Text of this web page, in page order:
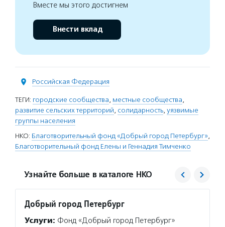
Вместе мы этого достигнем
Внести вклад
Российская Федерация
ТЕГИ: городские сообщества, местные сообщества,
развитие сельских территорий, солидарность, уязвимые
группы населения
НКО: Благотворительный фонд «Добрый город Петербург»,
Благотворительный фонд Елены и Геннадия Тимченко
Узнайте больше в каталоге НКО
Добрый город Петербург
Услуги: Фонд «Добрый город Петербург»